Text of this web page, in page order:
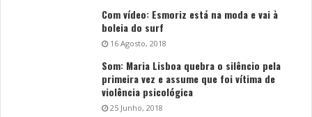
Com vídeo: Esmoriz está na moda e vai à
boleia do surf
16 Agosto, 2018
Som: Maria Lisboa quebra o silêncio pela
primeira vez e assume que foi vítima de
violência psicológica
25 Junho, 2018